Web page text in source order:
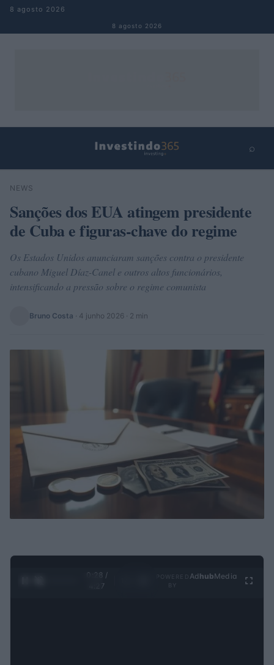
Pular para o conteúdo
8 agosto 2026
8 agosto 2026
⌕
Buscar
NEWS
Sanções dos EUA atingem presidente
de Cuba e figuras-chave do regime
Os Estados Unidos anunciaram sanções contra o presidente
cubano Miguel Díaz-Canel e outros altos funcionários,
intensificando a pressão sobre o regime comunista
Bruno Costa · 4 junho 2026 · 2 min
0:29 /
4:27
Ad hubMedia